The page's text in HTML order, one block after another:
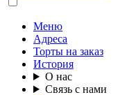
Меню
Адреса
Торты на заказ
История
О нас
Связь с нами